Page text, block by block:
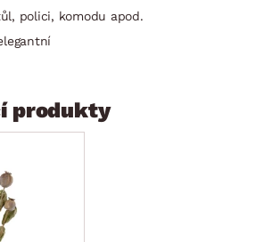
polici, komodu apod.
produkty